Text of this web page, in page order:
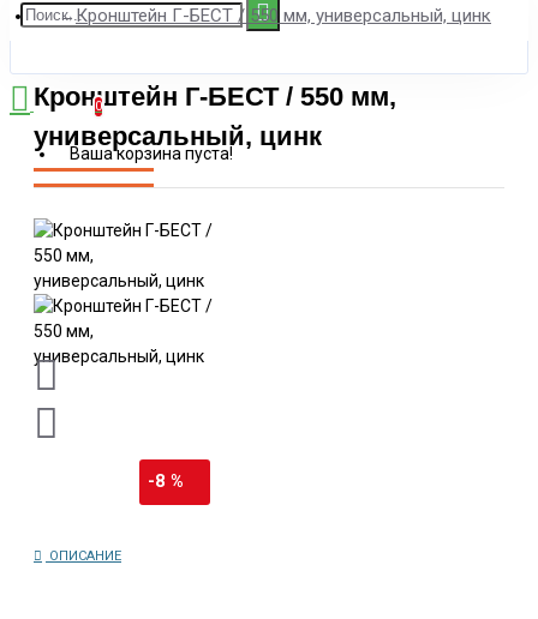
Корзина0
Ваша корзина пуста!
Кронштейн Г-БЕСТ / 550 мм, универсальный, цинк
Кронштейн Г-БЕСТ / 550 мм,
универсальный, цинк
-8 %
ОПИСАНИЕ